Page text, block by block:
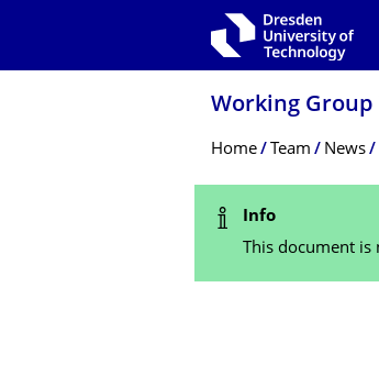
Working Group
Breadcrumb Menu
Home Team News
Status Message
Info
This document